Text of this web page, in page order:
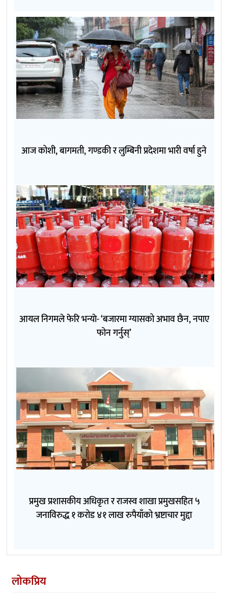
आज कोशी, बागमती, गण्डकी र लुम्बिनी प्रदेशमा भारी वर्षा हुने
आयल निगमले फेरि भन्याे- ‘बजारमा ग्यासको अभाव छैन, नपाए
फोन गर्नुस्’
प्रमुख प्रशासकीय अधिकृत र राजस्व शाखा प्रमुखसहित ५
जनाविरुद्ध १ करोड ४१ लाख रुपैयाँको भ्रष्टाचार मुद्दा
लोकप्रिय